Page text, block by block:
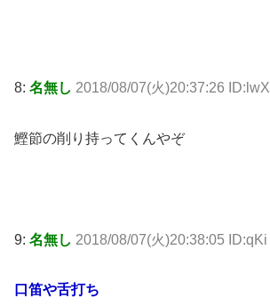
8: 名無し 2018/08/07(火)20:37:26 ID:lwX
鰹節の削り持ってくんやぞ
9: 名無し 2018/08/07(火)20:38:05 ID:qKi
口笛や舌打ち